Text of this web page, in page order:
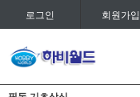
로그인 회원가입